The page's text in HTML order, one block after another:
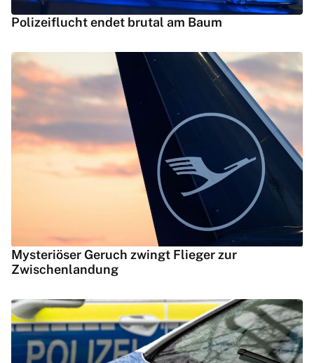
Polizeiflucht endet brutal am Baum
Mysteriöser Geruch zwingt Flieger zur
Zwischenlandung